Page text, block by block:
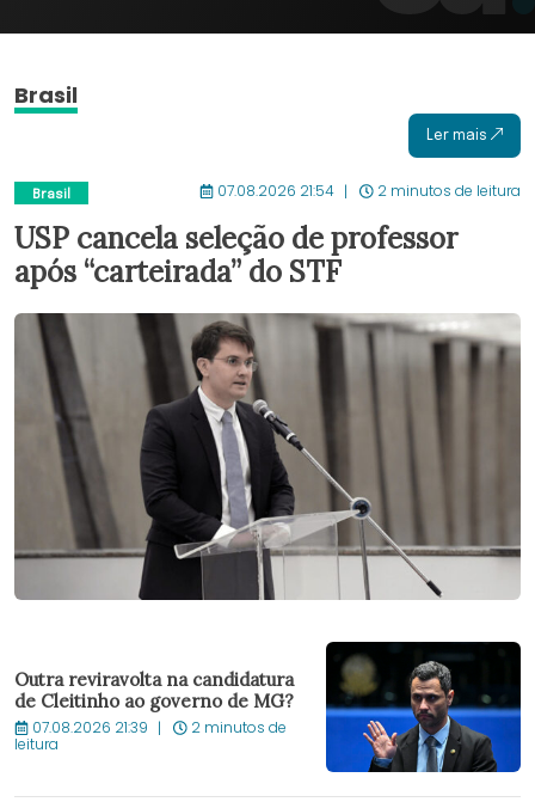
Brasil
Ler mais
Brasil 07.08.2026 21:54 2 minutos de leitura
USP cancela seleção de professor
após “carteirada” do STF
Outra reviravolta na candidatura
de Cleitinho ao governo de MG?
07.08.2026 21:39 2 minutos de
leitura